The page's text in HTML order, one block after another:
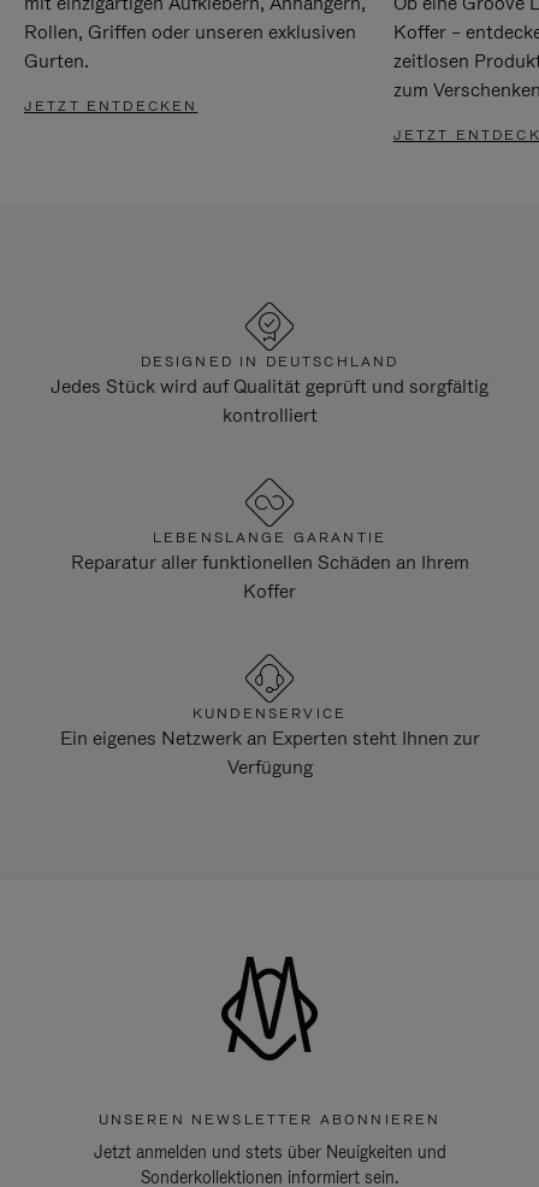
Rollen, Griffen oder unseren exklusiven
Gurten.
JETZT ENTDECKEN
Koffer –
zeitlosen
zum
JETZT
DESIGNED IN DEUTSCHLAND
Jedes Stück wird auf Qualität geprüft und sorgfältig
kontrolliert
LEBENSLANGE GARANTIE
Reparatur aller funktionellen Schäden an Ihrem
Koffer
KUNDENSERVICE
Ein eigenes Netzwerk an Experten steht Ihnen zur
Verfügung
UNSEREN NEWSLETTER ABONNIEREN
Jetzt anmelden und stets über Neuigkeiten und
Sonderkollektionen informiert sein.